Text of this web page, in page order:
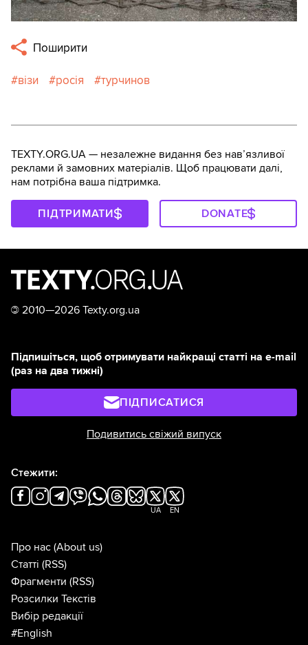
Поширити
візи росія турчинов
TEXTY.ORG.UA — незалежне видання без навʼязливої
реклами й замовних матеріалів. Щоб працювати далі,
нам потрібна ваша підтримка.
ПІДТРИМАТИ DONATE
© 2010—2026 Texty.org.ua
Підпишіться, щоб отримувати найкращі статті на e-mail
(раз на два тижні)
ПІДПИСАТИСЯ
Подивитись свіжий випуск
Стежити:
UA EN
Про нас (About us)
Статті (RSS)
Фрагменти (RSS)
Розсилки Текстів
Вибір редакції
#English